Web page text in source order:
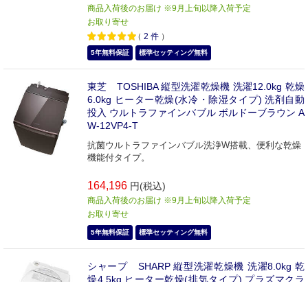
商品入荷後のお届け ※9月上旬以降入荷予定
お取り寄せ
（ 2 件 ）
5年無料保証 標準セッティング無料
東芝 TOSHIBA 縦型洗濯乾燥機 洗濯12.0kg 乾燥
6.0kg ヒーター乾燥(水冷・除湿タイプ) 洗剤自動
投入 ウルトラファインバブル ボルドーブラウン A
W-12VP4-T
抗菌ウルトラファインバブル洗浄W搭載、便利な乾燥
機能付タイプ。
164,196 円(税込)
商品入荷後のお届け ※9月上旬以降入荷予定
お取り寄せ
5年無料保証 標準セッティング無料
シャープ SHARP 縦型洗濯乾燥機 洗濯8.0kg 乾
燥4.5kg ヒーター乾燥(排気タイプ) プラズマクラ